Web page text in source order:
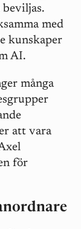
med
kunskaper
AI.
många
att vara
för